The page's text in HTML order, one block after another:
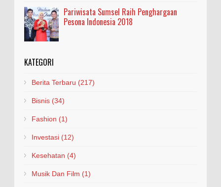
Pariwisata Sumsel Raih Penghargaan
Pesona Indonesia 2018
KATEGORI
Berita Terbaru (217)
Bisnis (34)
Fashion (1)
Investasi (12)
Kesehatan (4)
Musik Dan Film (1)